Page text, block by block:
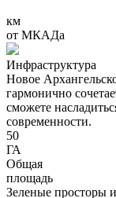
км
от МКАДа
Инфраструктура
Новое
гармонично
сможете
современности.
50
ГА
Общая
площадь
Зеленые просторы